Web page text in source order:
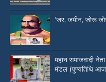
‘जर, जमीन, जोरू
महान समाजवादी
मंडल (पुण्यतिथि